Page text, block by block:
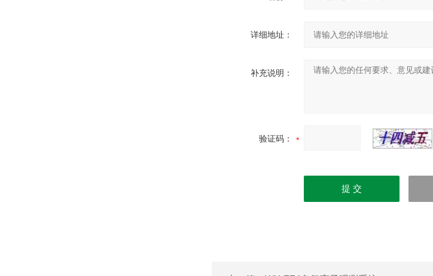
详细地址：
补充说明：
验证码：